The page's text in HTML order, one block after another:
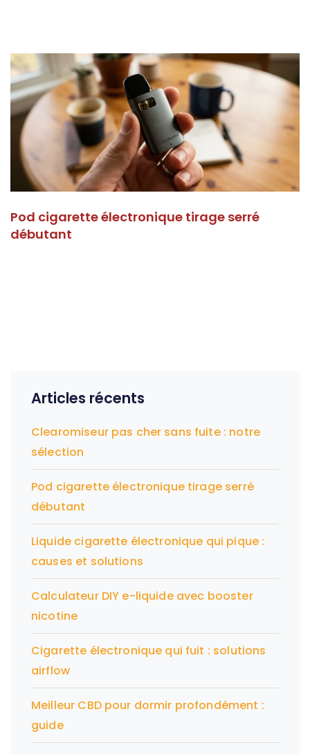
Pod cigarette électronique tirage serré
débutant
Articles récents
Clearomiseur pas cher sans fuite : notre
sélection
Pod cigarette électronique tirage serré
débutant
Liquide cigarette électronique qui pique :
causes et solutions
Calculateur DIY e-liquide avec booster
nicotine
Cigarette électronique qui fuit : solutions
airflow
Meilleur CBD pour dormir profondément :
guide